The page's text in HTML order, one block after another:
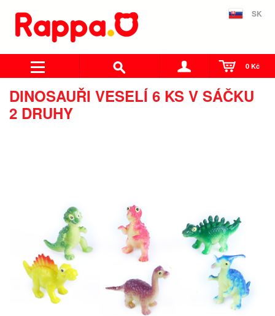
SK
0 Kč
DINOSAUŘI VESELÍ 6 KS V SÁČKU
2 DRUHY